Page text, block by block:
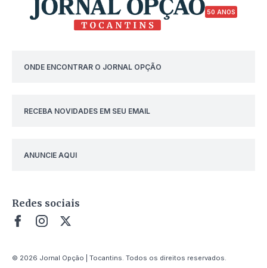
50 ANOS
ONDE ENCONTRAR O JORNAL OPÇÃO
RECEBA NOVIDADES EM SEU EMAIL
ANUNCIE AQUI
Redes sociais
© 2026 Jornal Opção | Tocantins. Todos os direitos reservados.